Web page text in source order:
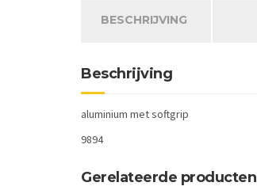
BESCHRIJVING
Beschrijving
aluminium met softgrip
9894
Gerelateerde producten